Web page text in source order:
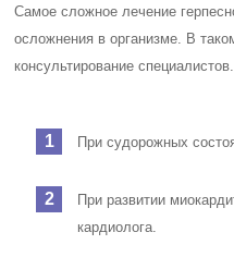
Самое сложное лечение
осложнения в организме. В
консультирование специалистов.
При судорожных
При развитии
кардиолога.